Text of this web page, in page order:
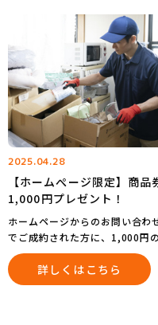
2025.04.28
【ホームぺージ限定】商品
1,000円プレゼント！
ホームページからのお問い合わ
でご成約された方に、1,000円
品券をプレゼントいたします。
※お支払い金額1万円以上に限ら
て頂きます。
詳しくはこちら